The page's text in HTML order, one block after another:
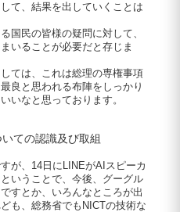
て、結果を出していくことは
国民の皆様の疑問に対して、
いることが必要だと存じま
ては、これは総理の専権事項
良と思われる布陣をしっかり
いなと思っております。
ての認識及び取組
が、14日にLINEがAIスピーカ
いうことで、今後、グーグル
すとか、いろんなところが出
も、総務省でもNICTの技術な